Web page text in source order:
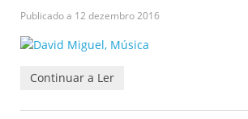
Publicado a 12 dezembro 2016
Continuar a Ler